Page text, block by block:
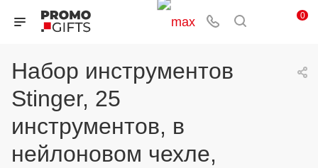
0
Набор инструментов
Stinger, 25
инструментов, в
нейлоновом чехле,